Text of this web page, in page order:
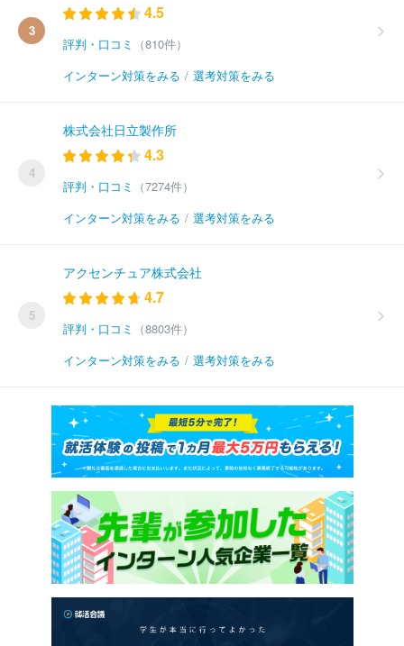
3
4.5
評判・口コミ
（810件）
インターン対策をみる / 選考対策をみる
4
株式会社日立製作所
4.3
評判・口コミ
（7274件）
インターン対策をみる / 選考対策をみる
5
アクセンチュア株式会社
4.7
評判・口コミ
（8803件）
インターン対策をみる / 選考対策をみる